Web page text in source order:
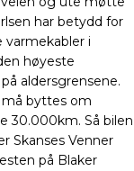
har betydd for
varmekabler i
høyeste
aldersgrensene.
må byttes om
30.000km. Så bilen
Skanses Venner
på Blaker